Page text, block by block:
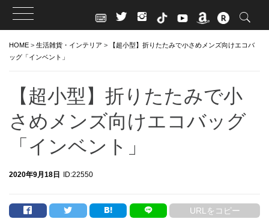
HOME > 生活雑貨・インテリア >
【超小型】折りたたみで小さめメンズ向けエコバ
ッグ「インベント」
【超小型】折りたたみで小
さめメンズ向けエコバッグ
「インベント」
2020年9月18日 ID:22550
URLをコピー